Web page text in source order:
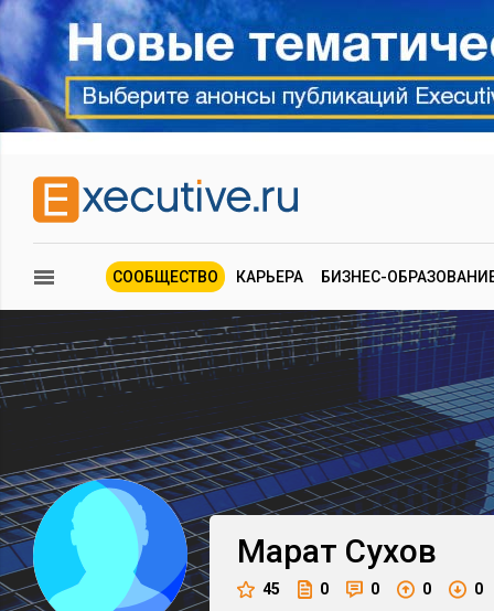
СООБЩЕСТВО КАРЬЕРА БИЗНЕС-
Марат Сухов
45 0 0 0 0